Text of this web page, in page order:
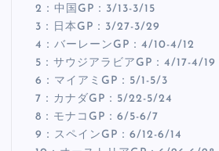
2：中国GP：3/13-3/15
3：日本GP：3/27-3/29
4：バーレーンGP：4/10-4/12
5：サウジアラビアGP：4/17-4/19
6：マイアミGP：5/1-5/3
7：カナダGP：5/22-5/24
8：モナコGP：6/5-6/7
9：スペインGP：6/12-6/14